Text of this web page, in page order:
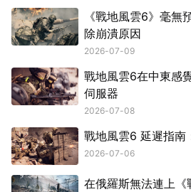
《戰地風雲6》毫無
除崩潰原因
2026-07-09
戰地風雲6在中東感
伺服器
2026-07-08
戰地風雲6 延遲指南
2026-07-06
在俄羅斯無法連上